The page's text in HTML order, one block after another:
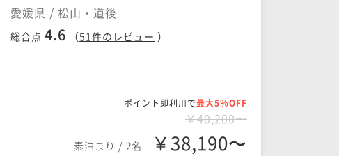
愛媛県 / 松山・道後
総合点 4.6 （51件のレビュー ）
ポイント即利用で最大5％OFF
￥40,200〜
素泊まり / 2名 ￥38,190〜